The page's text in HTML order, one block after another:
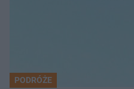
PODRÓŻE